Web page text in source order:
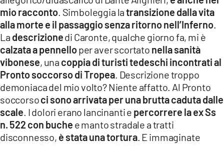
mio racconto . Simboleggia latransizione dalla vita
alla morte e il passaggio senza ritorno nell’Inferno
La descrizionedi Caronte, qualche giorno fa, mi è
calzata a pennelloper aver scortato nella sanità
vibonese, una coppia di turisti tedeschi incontrati al
Pronto soccorso di Tropea . Descrizione troppo
demoniaca del mio volto? Niente affatto. Al Pronto
soccorsoci sono arrivata per una brutta caduta dalle
scale . I dolori erano lancinanti e percorrere la ex Ss
n. 522 con buche e manto stradale a tratti
disconnesso, è stata una tortura. E immaginate